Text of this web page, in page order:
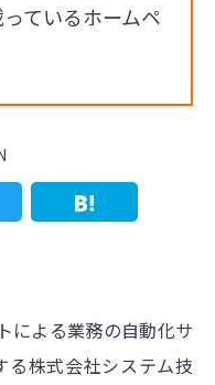
ているホームペ
による業務の自動化サ
る株式会社システム技